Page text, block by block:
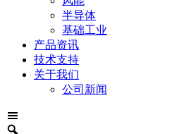
半导体
基础工业
产品资讯
技术支持
关于我们
公司新闻